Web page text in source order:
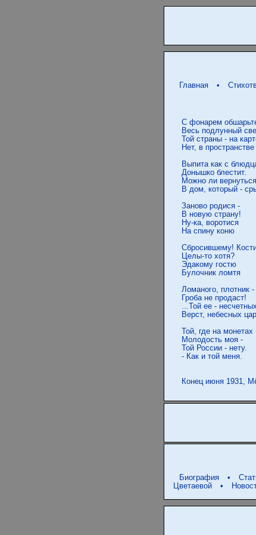
Главная
•
С фонарем
Весь подлунный
Той страны - на
Нет, в пространстве
Выпита как с
Донышко блестит.
Можно ли вернуться
В дом, который -
Заново родися -
В новую страну!
Ну-ка, воротися
На спину коню
Сбросившему!
Целы-то хотя?
Эдакому гостю
Булочник ломтя
Ломаного, плотник -
Гроба не продаст!
...Той ее - несчетных
Верст, небесных
Той, где на монетах
Молодость моя -
Той России - нету.
- Как и той меня.
Биография
•
Цветаевой
•